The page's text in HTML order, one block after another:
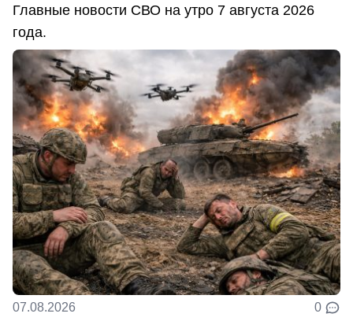
Главные новости СВО на утро 7 августа 2026
года.
07.08.2026 0